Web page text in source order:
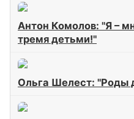
Антон Комолов: "Я –
тремя детьми!"
Ольга Шелест: "Роды